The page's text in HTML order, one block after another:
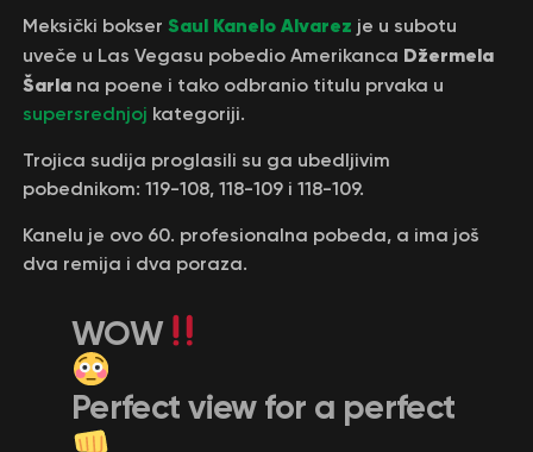
Meksički bokser Saul Kanelo Alvarez je u subotu
uveče u Las Vegasu pobedio Amerikanca Džermela
Šarlana poene i tako odbranio titulu prvaka u
supersrednjoj kategoriji.
Trojica sudija proglasili su ga ubedljivim
pobednikom: 119-108, 118-109 i 118-109.
Kanelu je ovo 60. profesionalna pobeda, a ima još
dva remija i dva poraza.
WOW
Perfect view for a perfect